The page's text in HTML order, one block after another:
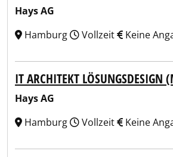
Hays AG
Hamburg
Vollzeit Keine
IT ARCHITEKT
Hays AG
Hamburg
Vollzeit Keine